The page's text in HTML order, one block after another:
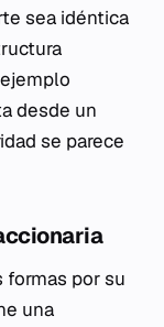
sea idéntica
desde un
se parece
formas por su
una